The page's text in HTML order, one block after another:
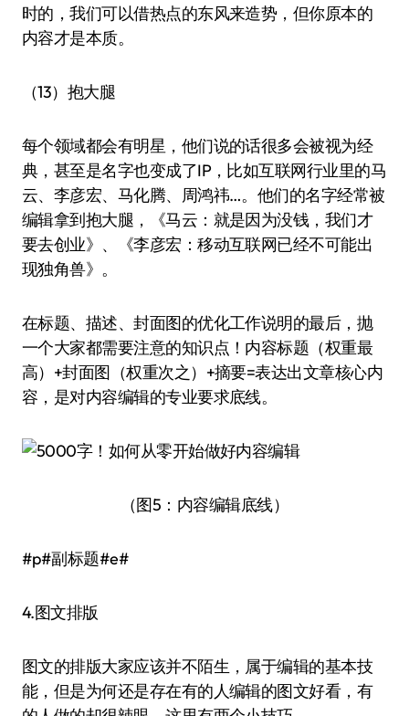
时的，我们可以借热点的东风来造势，但你原本的
内容才是本质。
（13）抱大腿
每个领域都会有明星，他们说的话很多会被视为经
典，甚至是名字也变成了IP，比如互联网行业里的马
云、李彦宏、马化腾、周鸿祎…。他们的名字经常被
编辑拿到抱大腿，《马云：就是因为没钱，我们才
要去创业》、《李彦宏：移动互联网已经不可能出
现独角兽》。
在标题、描述、封面图的优化工作说明的最后，抛
一个大家都需要注意的知识点！内容标题（权重最
高）+封面图（权重次之）+摘要=表达出文章核心内
容，是对内容编辑的专业要求底线。
（图5：内容编辑底线）
#p#副标题#e#
4.图文排版
图文的排版大家应该并不陌生，属于编辑的基本技
能，但是为何还是存在有的人编辑的图文好看，有